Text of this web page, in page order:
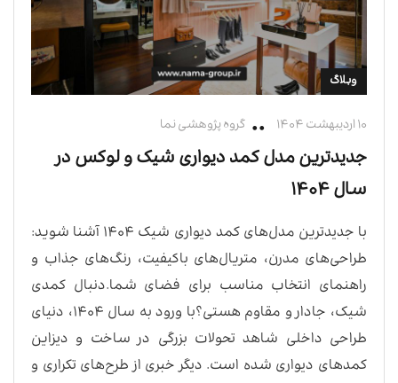
وبلاگ
۱۰ اردیبهشت ۱۴۰۴ گروه پژوهشی نما
جدیدترین مدل‌ کمد دیواری شیک و لوکس در
سال ۱۴۰۴
با جدیدترین مدل‌های کمد دیواری شیک ۱۴۰۴ آشنا شوید:
طراحی‌های مدرن، متریال‌های باکیفیت، رنگ‌های جذاب و
راهنمای انتخاب مناسب برای فضای شما.دنبال کمدی
شیک، جادار و مقاوم هستی؟با ورود به سال ۱۴۰۴، دنیای
طراحی داخلی شاهد تحولات بزرگی در ساخت و دیزاین
کمدهای دیواری شده است. دیگر خبری از طرح‌های تکراری و